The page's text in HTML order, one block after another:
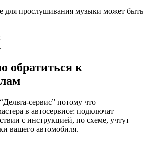
для прослушивания музыки может быть
обратиться к
сервис” потому что
в автосервисе: подключат
с инструкцией, по схеме, учтут
вашего автомобиля.